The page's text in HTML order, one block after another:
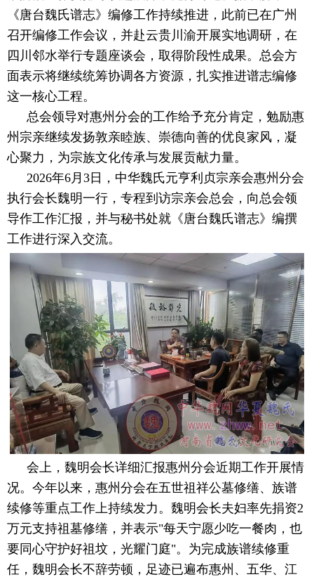
《唐台魏氏谱志》编修工作持续推进，此前已在广州
召开编修工作会议，并赴云贵川渝开展实地调研，在
四川邻水举行专题座谈会，取得阶段性成果。总会方
面表示将继续统筹协调各方资源，扎实推进谱志编修
这一核心工程。
总会领导对惠州分会的工作给予充分肯定，勉励惠
州宗亲继续发扬敦亲睦族、崇德向善的优良家风，凝
心聚力，为宗族文化传承与发展贡献力量。
2026年6月3日，中华魏氏元亨利贞宗亲会惠州分会
执行会长魏明一行，专程到访宗亲会总会，向总会领
导作工作汇报，并与秘书处就《唐台魏氏谱志》编撰
工作进行深入交流。
会上，魏明会长详细汇报惠州分会近期工作开展情
况。今年以来，惠州分会在五世祖祥公墓修缮、族谱
续修等重点工作上持续发力。魏明会长夫妇率先捐资2
万元支持祖墓修缮，并表示"每天宁愿少吃一餐肉，也
要同心守护好祖坟，光耀门庭"。为完成族谱续修重
任，魏明会长不辞劳顿，足迹已遍布惠州、五华、江